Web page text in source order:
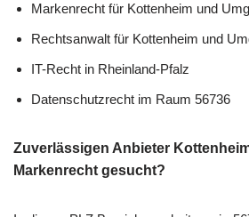
Markenrecht für Kottenheim und
Rechtsanwalt für Kottenheim und
IT-Recht in Rheinland-Pfalz
Datenschutzrecht im Raum 56736
Zuverlässigen Anbieter
Markenrecht gesucht?